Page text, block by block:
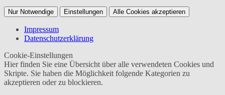
Nur Notwendige Einstellungen Alle Cookies akzeptieren
Impressum
Datenschutzerklärung
Cookie-Einstellungen
Hier finden Sie eine Übersicht über alle verwendeten Cookies und
Skripte. Sie haben die Möglichkeit folgende Kategorien zu
akzeptieren oder zu blockieren.